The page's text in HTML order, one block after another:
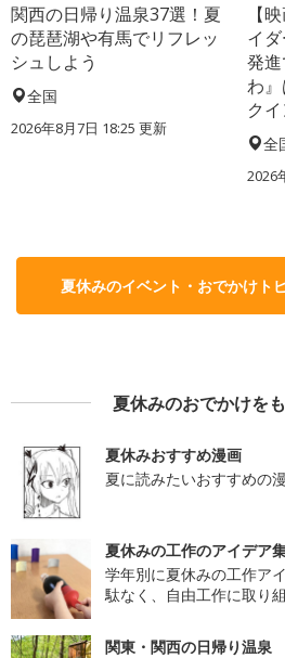
関西の日帰り温泉37選！夏
の琵琶湖や有馬でリフレッ
シュしよう
全国
2026年8月7日 18:25 更新
【
イ
発
わ
ク
全
2026
夏休みのイベント・おでかけト
夏休みのおでかけを
夏休みおすすめ漫画
夏に読みたいおすすめの
夏休みの工作のアイデア
学年別に夏休みの工作ア
駄なく、自由工作に取り
関東・関西の日帰り温泉